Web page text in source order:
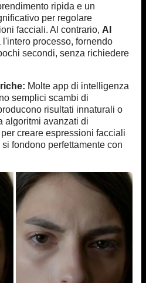
ripida e un
per regolare
facciali. Al contrario, AI
l'intero processo, fornendo
secondi, senza richiedere
Molte app di intelligenza
semplici scambi di
risultati innaturali o
algoritmi avanzati di
creare espressioni facciali
fondono perfettamente con